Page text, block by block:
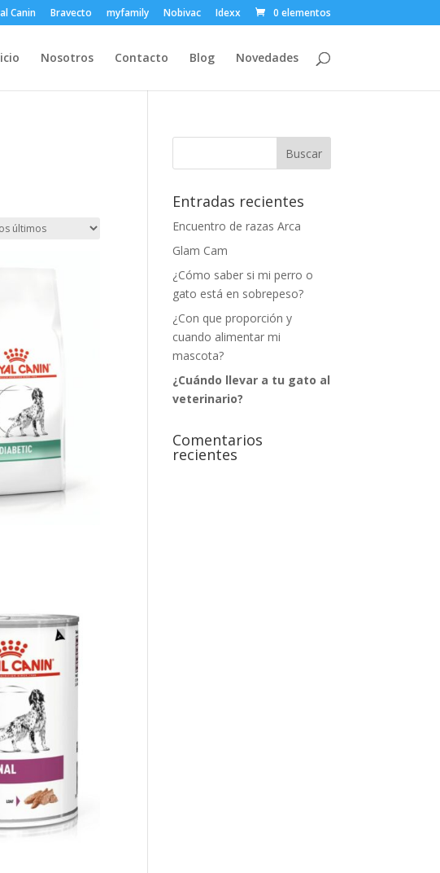
Canin Bravecto myfamily Nobivac Idexx 0 elementos
Nosotros Contacto Blog Novedades
Entradas recientes
Encuentro de razas Arca
Glam Cam
¿Cómo saber si mi perro o
gato está en sobrepeso?
¿Con que proporción y
cuando alimentar mi
mascota?
¿Cuándo llevar a tu gato al
veterinario?
Comentarios
recientes